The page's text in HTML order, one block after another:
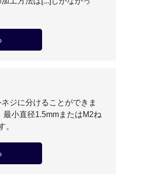
ジに分けることができま
小直径1.5mmまたはM2ね
。